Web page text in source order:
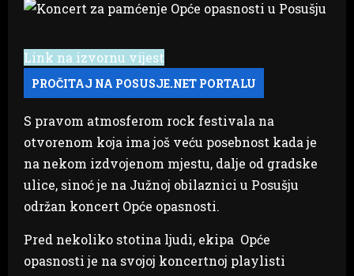
Link na izvornu vijest
S pravom atmosferom rock festivala na
otvorenom koja ima još veću posebnost kada je
na nekom izdvojenom mjestu, dalje od gradske
ulice, sinoć je na Južnoj obilaznici u Posušju
održan koncert Opće opasnosti.
Pred nekoliko stotina ljudi, ekipa Opće
opasnosti je na svojoj koncertnoj playlisti